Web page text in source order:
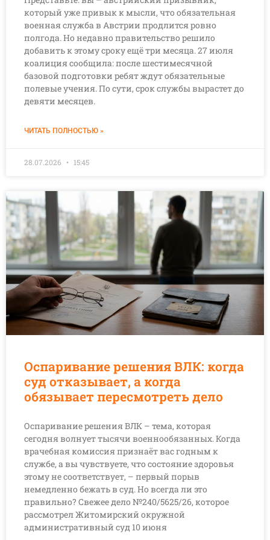
который уже привык к мысли, что обязательная
военная служба в Австрии продлится ровно
полгода. Но недавно правительство решило
добавить к этому сроку ещё три месяца. 27 июля
коалиция сообщила: после шестимесячной
базовой подготовки ребят ждут обязательные
полевые учения. По сути, срок службы вырастет до
девяти месяцев.
ЧИТАТЬ ПОЛНОСТЬЮ »
28.07.2026 15:45
Оспаривание решения ВЛК: когда
суд отказывает, а когда
обязывает пересмотреть дело
Оспаривание решения ВЛК – тема, которая
сегодня волнует тысячи военнообязанных. Когда
врачебная комиссия признаёт вас годным к
службе, а вы чувствуете, что состояние здоровья
этому не соответствует, – первый порыв
немедленно бежать в суд. Но всегда ли это
правильно? Свежее дело №240/5625/26, которое
рассмотрел Житомирский окружной
административный суд 10 июня